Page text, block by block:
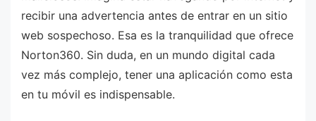
recibir una advertencia antes de entrar en un sitio
web sospechoso. Esa es la tranquilidad que ofrece
Norton360. Sin duda, en un mundo digital cada
vez más complejo, tener una aplicación como esta
en tu móvil es indispensable.